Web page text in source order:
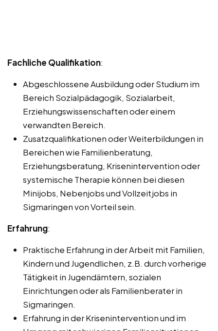
Fachliche Qualifikation:
Abgeschlossene Ausbildung oder Studium im
Bereich Sozialpädagogik, Sozialarbeit,
Erziehungswissenschaften oder einem
verwandten Bereich.
Zusatzqualifikationen oder Weiterbildungen in
Bereichen wie Familienberatung,
Erziehungsberatung, Krisenintervention oder
systemische Therapie können bei diesen
Minijobs, Nebenjobs und Vollzeitjobs in
Sigmaringen von Vorteil sein.
Erfahrung:
Praktische Erfahrung in der Arbeit mit Familien,
Kindern und Jugendlichen, z.B. durch vorherige
Tätigkeit in Jugendämtern, sozialen
Einrichtungen oder als Familienberater in
Sigmaringen.
Erfahrung in der Krisenintervention und im